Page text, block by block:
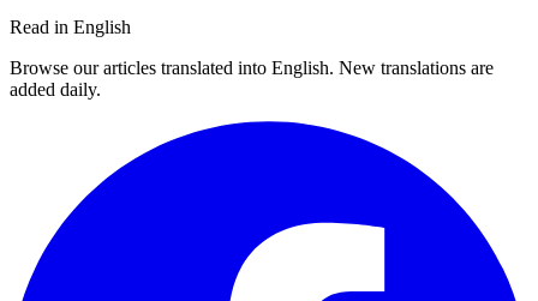
Read in English
Browse our articles translated into English. New translations are
added daily.